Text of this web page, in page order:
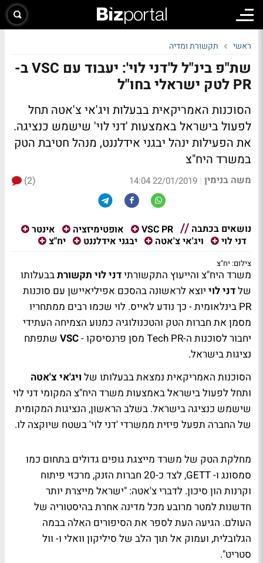
ראשי תקשורת ומדיה
שת"פ בינ"ל ל'דני לוי': יעבוד עם VSC ב-
PR לטק ישראלי בחו"ל
הסוכנות האמריקאית בבעלות ויג'אי צ'אטה תחל
לפעול בישראל באמצעות 'דני לוי' שישמש כנציגה.
את הפעילות ינהל יבגני אידלננט, מנהל חטיבת הטק
במשרד היח"צ
משה בנימין |
22/01/2019 14:04
(2)
נושאים בכתבה VSC PR אופטימיזציה
אינטר
דני לוי
ויג'אי צ'אטה יבגני אידלננט יח"צ
צילום: יח"צ
משרד היח"צ והייעוץ התקשורתידני לוי תקשורתבבעלותו
שלדני לוי יוצא לראשונה בהסכם אפיליאיישן עם סוכנות
PR בינלאומית - כך נודע לאייס. לוי שכמו רבים ממתחריו
מסמן את חברות הטק והטכנולוגיה כמנוע הצמיחה העתידי
יחבור לסוכנות ה-Tech PR מסן פרנסיסקו -
VSC שתפתח
נציגות בישראל.
הסוכנות האמריקאית נמצאת בבעלותו של ויג'אי צ'אטה
ותחל לפעול בישראל באמצעות משרד היח"צ המקומי דני לוי
שישמש כנציגה בישראל. בשלב הראשון, הנציגות המקומית
של החברה תפעל פיזית ממשרדי 'דני לוי' בשטח שיוקצה לו.
מחלקת הטק של משרד מייצגת גופים גדולים בתחום כמו
סמסונג ו- GETT, לצד כ-20 חברות הזנק, מרכזי פיתוח
וקרנות הון סיכון. לדברי צ'אטה: "ישראל מייצרת יותר
חדשנות למטר מרובע מכל מדינה אחרת בהיסטוריה של
העולם. הגיעה העת לספר את הסיפורים האלה בבמה
הגלובלית, ועמוק אל תוך הלב של סיליקון וואלי ו- וול
סטריט".